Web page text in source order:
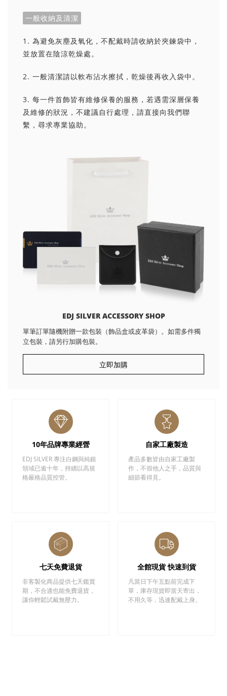
一般收納及清潔
1. 為避免灰塵及氧化，不配戴時請收納於夾鍊袋中，
並放置在陰涼乾燥處。
2. 一般清潔請以軟布沾水擦拭，乾燥後再收入袋中。
3. 每一件首飾皆有維修保養的服務，若遇需深層保養
及維修的狀況，不建議自行處理，請直接向我們聯
繫，尋求專業協助。
EDJ SILVER ACCESSORY SHOP
單筆訂單隨機附贈一款包裝（飾品盒或皮革袋）。如需多件獨
立包裝，請另行加購包裝。
立即加購
10年品牌專業經營
EDJ SILVER 專注白鋼與純銀
領域已逾十年，持續以高規
格嚴格品質控管。
自家工廠製造
產品多數皆由自家工廠製
作，不假他人之手，品質與
細節看得見。
七天免費退貨
非客製化商品提供七天鑑賞
期，不合適也能免費退貨，
讓你輕鬆試戴無壓力。
全館現貨 快速到貨
凡當日下午五點前完成下
單，庫存現貨即當天寄出，
不用久等，迅速配戴上身。